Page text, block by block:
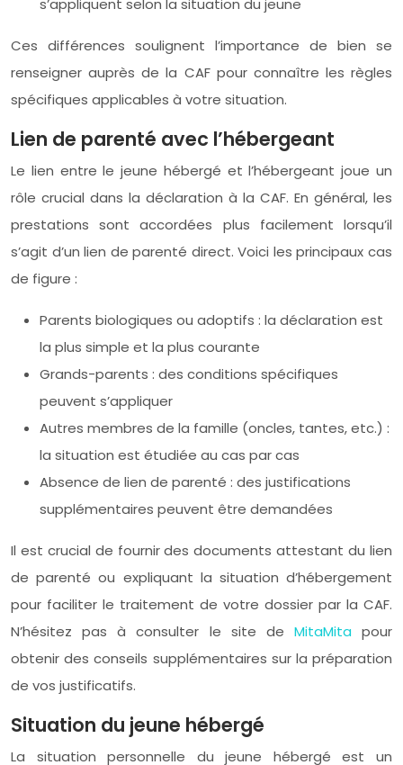
Ces différences soulignent l’importance de bien se
renseigner auprès de la CAF pour connaître les règles
spécifiques applicables à votre situation.
Lien de parenté avec l’hébergeant
Le lien entre le jeune hébergé et l’hébergeant joue un
rôle crucial dans la déclaration à la CAF. En général, les
prestations sont accordées plus facilement lorsqu’il
s’agit d’un lien de parenté direct. Voici les principaux cas
de figure :
Parents biologiques ou adoptifs : la déclaration est
la plus simple et la plus courante
Grands-parents : des conditions spécifiques
peuvent s’appliquer
Autres membres de la famille (oncles, tantes, etc.) :
la situation est étudiée au cas par cas
Absence de lien de parenté : des justifications
supplémentaires peuvent être demandées
Il est crucial de fournir des documents attestant du lien
de parenté ou expliquant la situation d’hébergement
pour faciliter le traitement de votre dossier par la CAF.
N’hésitez pas à consulter le site de MitaMita pour
obtenir des conseils supplémentaires sur la préparation
de vos justificatifs.
Situation du jeune hébergé
La situation personnelle du jeune hébergé est un